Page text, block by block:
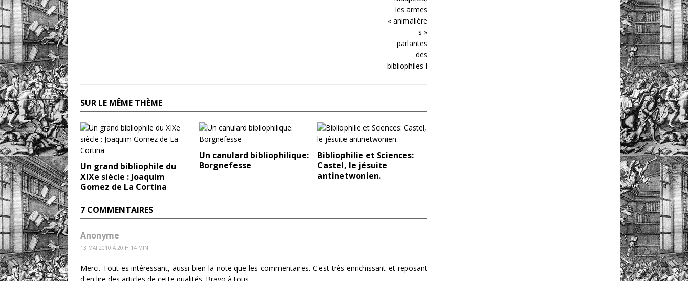
SUR LE MÊME THÈME
Un grand bibliophile du
XIXe siècle : Joaquim
Gomez de La Cortina
Un canulard bibliophilique:
Borgnefesse
Bibliophilie et Sciences:
Castel, le jésuite
antinetwonien.
7 COMMENTAIRES
Anonyme
13 MAI 2010 Á 20 H 14 MIN
Merci. Tout es intéressant, aussi bien la note que les commentaires. C'est très enrichissant et reposant